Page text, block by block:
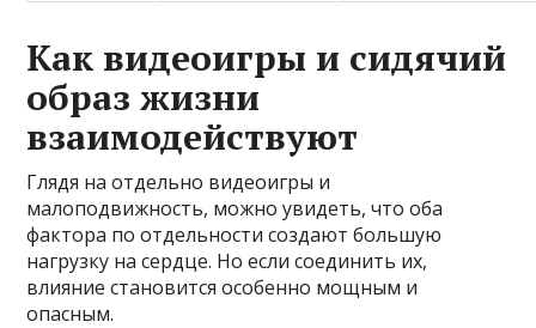
Как видеоигры и сидячий
образ жизни
взаимодействуют
Глядя на отдельно видеоигры и
малоподвижность, можно увидеть, что оба
фактора по отдельности создают большую
нагрузку на сердце. Но если соединить их,
влияние становится особенно мощным и
опасным.